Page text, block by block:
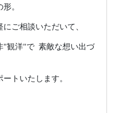
。
ご相談いただいて、
"観洋"で 素敵な想い出づ
トいたします。